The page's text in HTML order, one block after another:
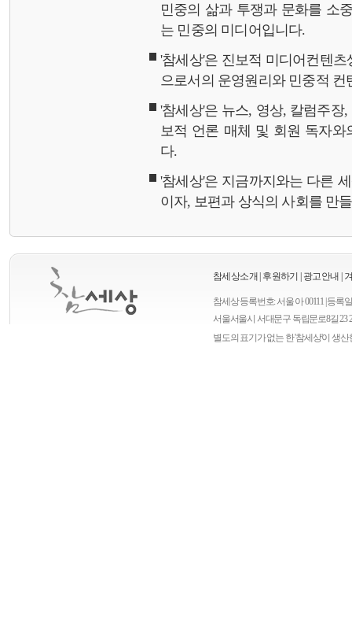
민중의 삶과 투쟁과 문화를 소
는 민중의 미디어입니다.
'참세상'은 진보적 미디어컨텐
으로서의 운영원리와 민중적
'참세상'은 뉴스, 영상, 칼럼주
보적 언론 매체 및 회원 독자와
다.
'참세상'은 지금까지와는 다른
이자, 보편과 상식의 사회를 만
참세상소개 후원하기 광고안내
참세상 등록번호: 서울 아 00111 | 등록
서울서울시 서대문구 독립문로8길 23
별도의 표기가 없는 한 '참세상'이 생